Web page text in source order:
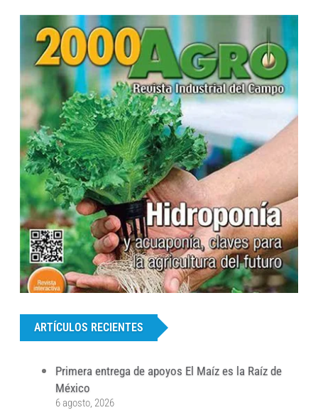
ARTÍCULOS RECIENTES
Primera entrega de apoyos El Maíz es la Raíz de
México
6 agosto, 2026